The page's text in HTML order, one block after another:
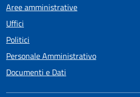
Aree amministrative
Uffici
Politici
Personale Amministrativo
Documenti e Dati